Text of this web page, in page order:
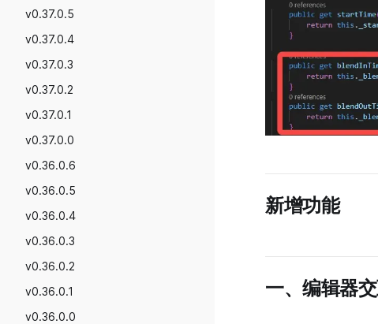
v0.37.0.5
v0.37.0.4
v0.37.0.3
v0.37.0.2
v0.37.0.1
v0.37.0.0
v0.36.0.6
v0.36.0.5
v0.36.0.4
v0.36.0.3
v0.36.0.2
v0.36.0.1
v0.36.0.0
新增功能
一、编辑器